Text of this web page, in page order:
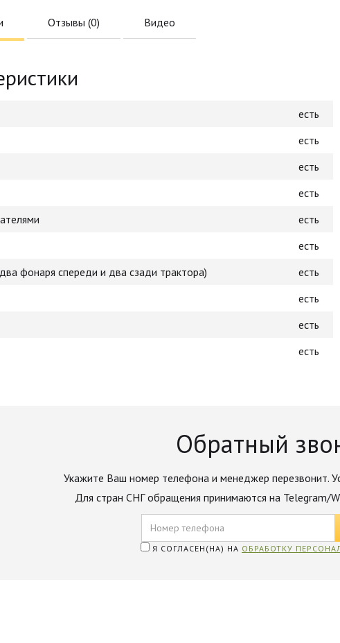
Отзывы (0) Видео
есть
есть
есть
есть
есть
есть
фонаря спереди и два сзади трактора)
есть
есть
есть
есть
Обратный
Укажите Ваш номер телефона и менеджер перезвонит.
Для стран СНГ обращения принимаются на Telegram/
Я СОГЛАСЕН(НА) НА ОБРАБОТКУ